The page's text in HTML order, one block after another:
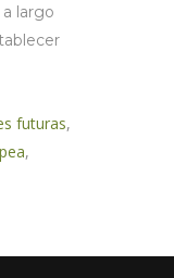
largo
futuras,
,